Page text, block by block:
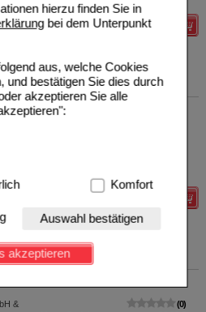
hierzu finden Sie in
bei dem Unterpunkt
aus, welche Cookies
und bestätigen Sie dies durch
akzeptieren Sie alle
Hierbei handelt es sich um
(z.B. Navigation, Warenkorb,
auf diese nicht verzichtet
zu gestalten,
des
Komfort
Auswahl bestätigen
akzeptieren
Details
2X90 St
I.E./80 µg Kapseln
&
0